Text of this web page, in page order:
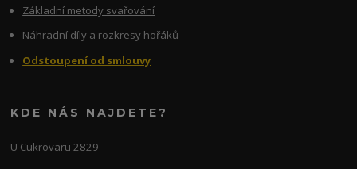
Základní metody svařování
Náhradní díly a rozkresy hořáků
Odstoupení od smlouvy
KDE NÁS NAJDETE?
U Cukrovaru 2829